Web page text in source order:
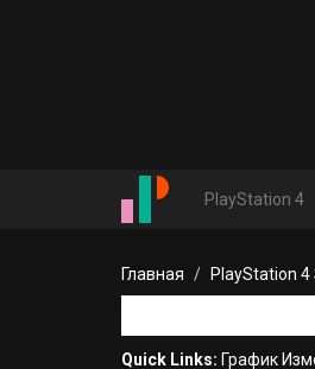
PlayStation 4
Главная PlayStation 4
Quick Links: График